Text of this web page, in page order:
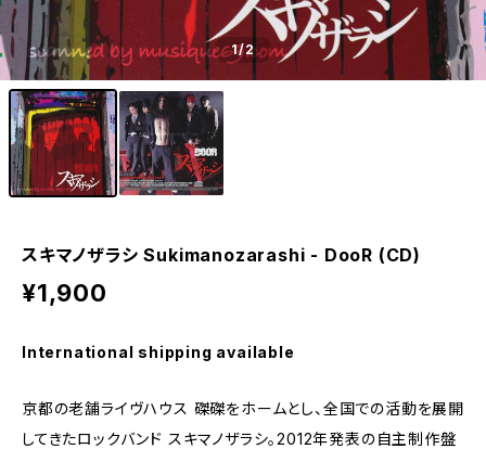
1/2
スキマノザラシ Sukimanozarashi - DooR (CD)
¥1,900
International shipping available
京都の老舗ライヴハウス 磔磔をホームとし、全国での活動を展開
してきたロックバンド スキマノザラシ。2012年発表の自主制作盤